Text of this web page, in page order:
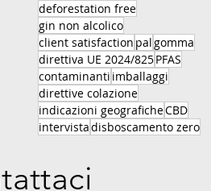
deforestation free
gin non alcolico
client satisfaction palgomma
direttiva UE 2024/825PFAS
contaminanti imballaggi
direttive colazione
indicazioni geograficheCBD
intervistadisboscamento zero